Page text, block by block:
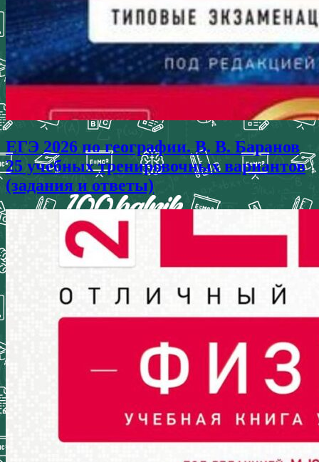
ЕГЭ 2026 по географии. В. В. Баранов
25 учебных тренировочных вариантов
(задания и ответы)